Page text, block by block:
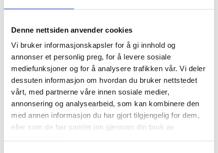
Denne nettsiden anvender cookies
Vi bruker informasjonskapsler for å gi innhold og
annonser et personlig preg, for å levere sosiale
mediefunksjoner og for å analysere trafikken vår. Vi deler
dessuten informasjon om hvordan du bruker nettstedet
vårt, med partnerne våre innen sosiale medier,
annonsering og analysearbeid, som kan kombinere den
med annen informasjon du har gjort tilgjengelig for dem,
eller som de har samlet inn gjennom din bruk av
Visades T400F
Kapaistet 26,63m3/t ved T10 og 91,3% UVT
(ONORM M5873-1. Norske NFHI, ISO 9001)
Modell med muligheter for oppgradering med